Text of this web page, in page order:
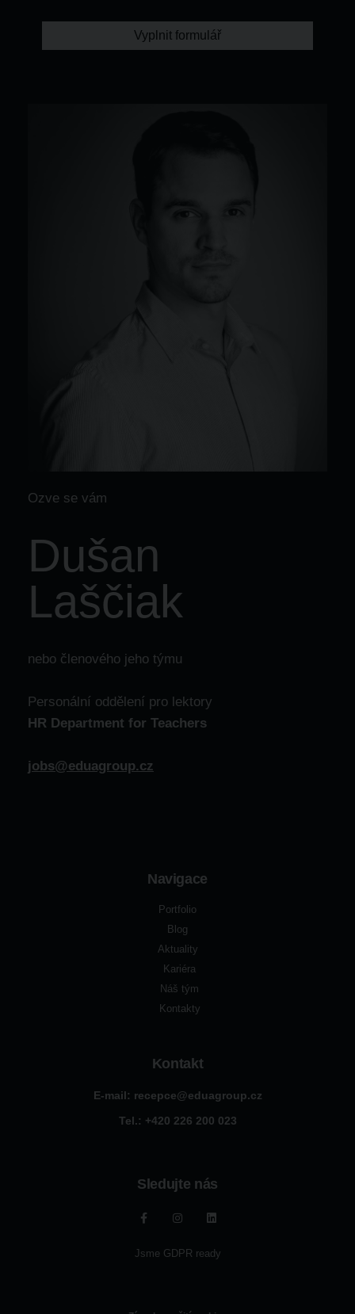
Vyplnit formulář
Ozve se vám
Dušan
Laščiak
nebo členového jeho týmu
Personální oddělení pro lektory
HR Department for Teachers
jobs@eduagroup.cz
Navigace
Portfolio
Blog
Aktuality
Kariéra
Náš tým
Kontakty
Kontakt
E-mail: recepce@eduagroup.cz
Tel.: +420 226 200 023
Sledujte nás
Jsme GDPR ready